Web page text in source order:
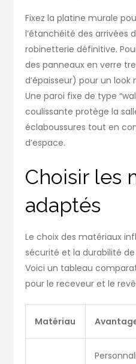
Fixez la platine murale
l’étanchéité des arrivées
robinetterie définitive.
des panneaux en verre
d’épaisseur) pour un
Une paroi fixe de type
coulissante protège la
éclaboussures tout en
d’espace.
Choisir les
adaptés
Le choix des matériaux
sécurité et la durabilité
Voici un tableau
pour le receveur et le
Matériau